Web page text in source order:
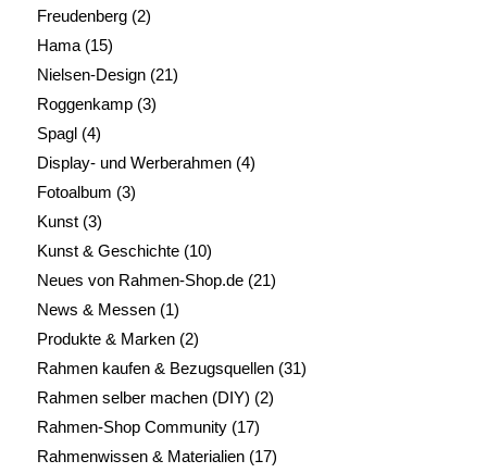
Freudenberg(2)
Hama(15)
Nielsen-Design(21)
Roggenkamp(3)
Spagl(4)
Display- und Werberahmen(4)
Fotoalbum (3)
Kunst(3)
Kunst & Geschichte(10)
Neues von Rahmen-Shop.de(21)
News & Messen(1)
Produkte & Marken(2)
Rahmen kaufen & Bezugsquellen(31)
Rahmen selber machen (DIY) (2)
Rahmen-Shop Community(17)
Rahmenwissen & Materialien(17)